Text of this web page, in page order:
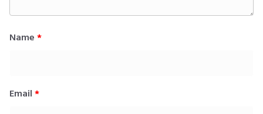
Name *
Email *